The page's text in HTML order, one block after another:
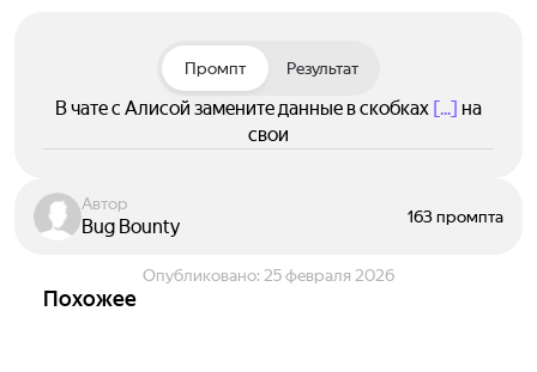
Промпт Результат
В чате с Алисой замените данные в скобках [...] на
свои
Автор
Bug Bounty 163 промпта
Опубликовано: 25 февраля 2026
Похожее